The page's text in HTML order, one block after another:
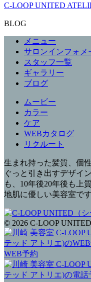
C-LOOP UNITED
BLOG
メニュー
サロンインフォメ
スタッフ一覧
ギャラリー
ブログ
ムービー
カラー
ケア
WEBカタログ
リクルート
生まれ持った髪質、個
ぐっと引き出すデザイ
も、10年後20年後も上
地肌に優しい美容室です
© 2026 C-LOOP
WEB予約